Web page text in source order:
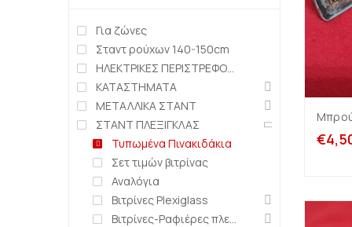
€
Για ζώνες
Σταντ ρούχων 140-150cm
ΗΛΕΚΤΡΙΚΕΣ ΠΕΡΙΣΤΡΕΦΟΜΕΝΕΣ ΒΑΣΕΙΣ
ΚΑΤΑΣΤΗΜΑΤΑ
ΜΕΤΑΛΛΙΚΑ ΣΤΑΝΤ
ΣΤΑΝΤ ΠΛΕΞΙΓΚΛΑΣ
Τυπωμένα Πινακιδάκια
Σετ τιμών βιτρίνας
Αναλόγια
Βιτρίνες Plexiglass
Βιτρίνες-Ραφιέρες πλεξιγκλάς